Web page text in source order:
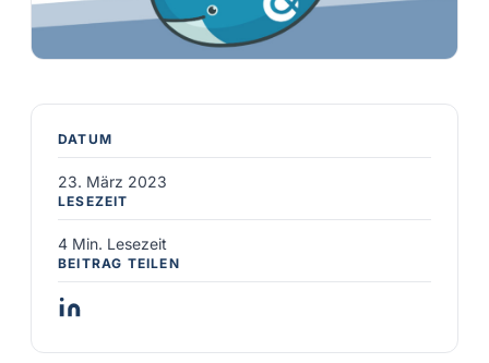
DATUM
23. März 2023
LESEZEIT
4 Min. Lesezeit
BEITRAG TEILEN